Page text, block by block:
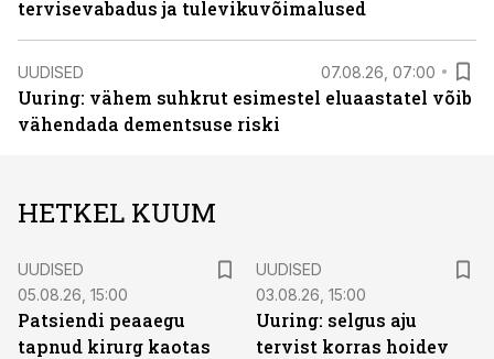
tervisevabadus ja tulevikuvõimalused
UUDISED 07.08.26, 07:00
Uuring: vähem suhkrut esimestel eluaastatel võib
vähendada dementsuse riski
HETKEL KUUM
UUDISED
05.08.26, 15:00
Patsiendi peaaegu
tapnud kirurg kaotas
UUDISED
03.08.26, 15:00
Uuring: selgus aju
tervist korras hoidev